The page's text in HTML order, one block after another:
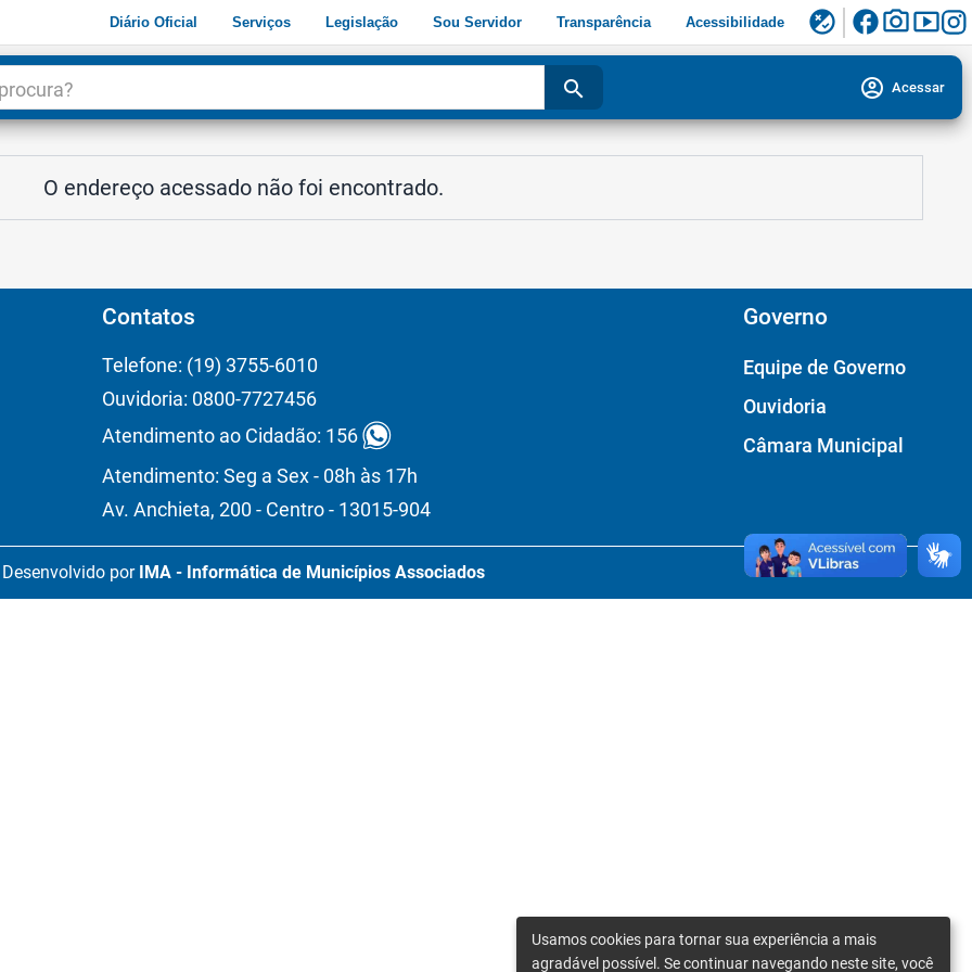
Diário Oficial Serviços Legislação Sou Servidor Transparência Acessibilidade flaky facebookphoto_camerasmart_display
search account_circle Acessar
O endereço acessado não foi encontrado.
Contatos
Telefone: (19) 3755-6010
Ouvidoria: 0800-7727456
Atendimento ao Cidadão: 156
Atendimento: Seg a Sex - 08h às 17h
Av. Anchieta, 200 - Centro - 13015-904
Governo
Equipe de Governo
Ouvidoria
Câmara Municipal
Desenvolvido por IMA - Informática de Municípios Associados
Usamos cookies para tornar sua experiência a mais
agradável possível. Se continuar navegando neste site, você